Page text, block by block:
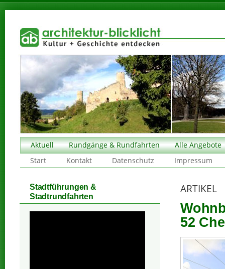
Aktuell Rundgänge & Rundfahrten
Alle Angebote
Start
Kontakt Datenschutz Impressum
ARTIKEL
52
Stadtführungen &
Stadtrundfahrten